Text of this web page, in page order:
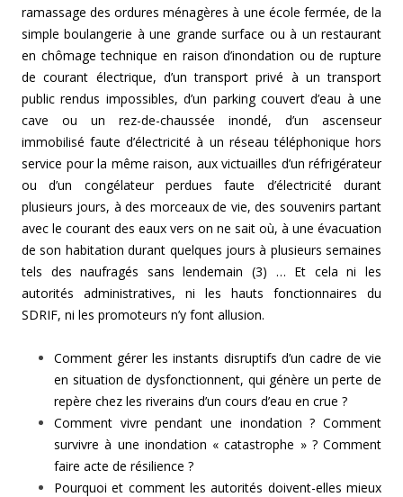
ramassage des ordures ménagères à une école fermée, de la
simple boulangerie à une grande surface ou à un restaurant
en chômage technique en raison d’inondation ou de rupture
de courant électrique, d’un transport privé à un transport
public rendus impossibles, d’un parking couvert d’eau à une
cave ou un rez-de-chaussée inondé, d’un ascenseur
immobilisé faute d’électricité à un réseau téléphonique hors
service pour la même raison, aux victuailles d’un réfrigérateur
ou d’un congélateur perdues faute d’électricité durant
plusieurs jours, à des morceaux de vie, des souvenirs partant
avec le courant des eaux vers on ne sait où, à une évacuation
de son habitation durant quelques jours à plusieurs semaines
tels des naufragés sans lendemain (3) … Et cela ni les
autorités administratives, ni les hauts fonctionnaires du
SDRIF, ni les promoteurs n’y font allusion.
Comment gérer les instants disruptifs d’un cadre de vie
en situation de dysfonctionnent, qui génère un perte de
repère chez les riverains d’un cours d’eau en crue ?
Comment vivre pendant une inondation ? Comment
survivre à une inondation « catastrophe » ? Comment
faire acte de résilience ?
Pourquoi et comment les autorités doivent-elles mieux